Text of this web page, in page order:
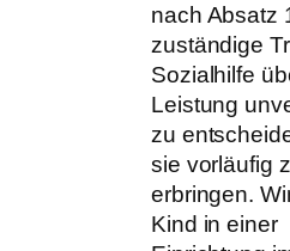
nach Absatz
zuständige
Sozialhilfe
Leistung
zu
sie vorläufig
erbringen.
Kind in einer